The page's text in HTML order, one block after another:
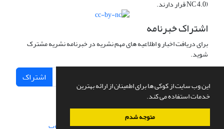
این وب سایت از کوکی ها برای اطمینان از ارائه بهترین
خدمات استفاده می کند.
متوجه شدم
NC 4.0) قرار دارند.
اشتراک خبرنامه
برای دریافت اخبار و اطلاعیه های مهم نشریه در خبرنامه نشریه مشترک
شوید.
اشتراک
سامانه مدیریت نشریات علمی.طراحی و پیاده سازی از سیناوب